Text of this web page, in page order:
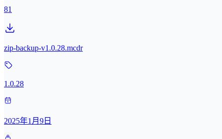
81
zip-backup-v1.0.28.mcdr
1.0.28
2025年1月9日